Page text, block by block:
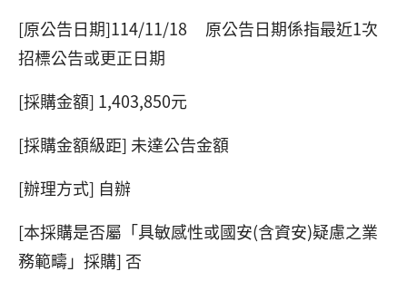
[原公告日期]114/11/18 原公告日期係指最近1次
招標公告或更正日期
[採購金額] 1,403,850元
[採購金額級距] 未達公告金額
[辦理方式] 自辦
[本採購是否屬「具敏感性或國安(含資安)疑慮之業
務範疇」採購] 否